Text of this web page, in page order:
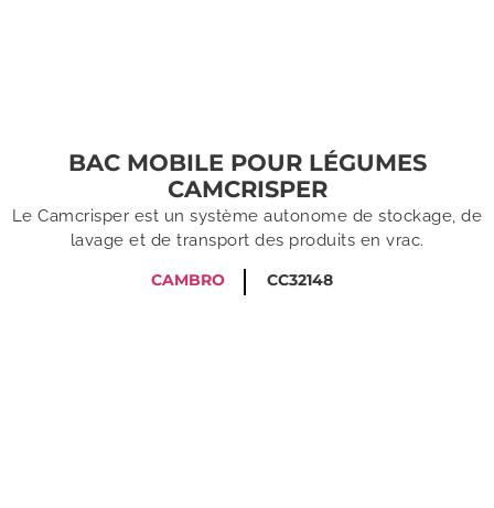
BAC MOBILE POUR LÉGUMES
CAMCRISPER
Le Camcrisper est un système autonome de stockage, de
lavage et de transport des produits en vrac.
CAMBRO
CC32148